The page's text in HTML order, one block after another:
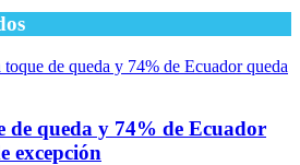
de queda y 74% de Ecuador
excepción